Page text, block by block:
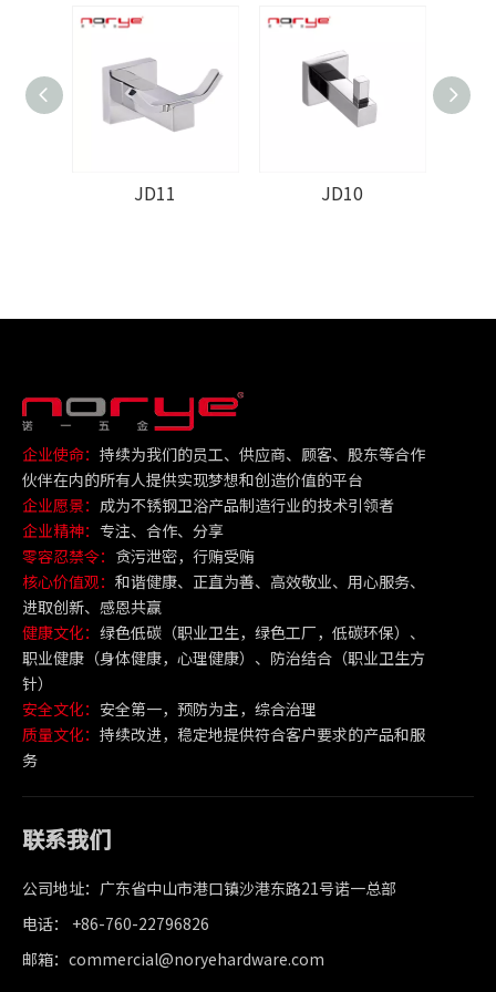
JD11 JD10
企业使命： 持续为我们的员工、供应商、顾客、股东等合作
伙伴在内的所有人提供实现梦想和创造价值的平台
企业愿景： 成为不锈钢卫浴产品制造行业的技术引领者
企业精神： 专注、合作、分享
零容忍禁令： 贪污泄密，行贿受贿
核心价值观： 和谐健康、正直为善、高效敬业、用心服务、
进取创新、感恩共赢
健康文化： 绿色低碳（职业卫生，绿色工厂，低碳环保）、
职业健康（身体健康，心理健康）、防治结合（职业卫生方
针）
安全文化： 安全第一，预防为主，综合治理
质量文化： 持续改进，稳定地提供符合客户要求的产品和服
务
联系我们
公司地址：广东省中山市港口镇沙港东路21号诺一总部
电话： +86-760-22796826
邮箱：commercial@noryehardware.com